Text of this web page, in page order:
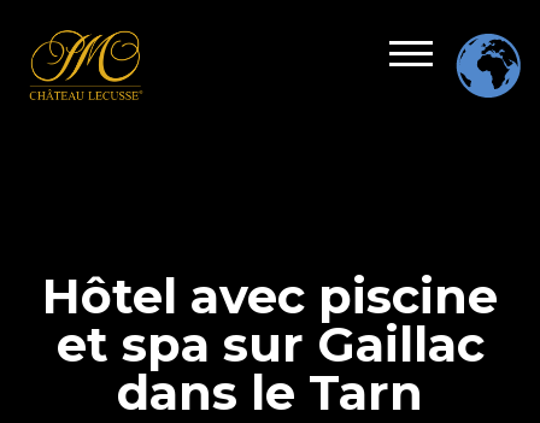
Hôtel avec piscine
et spa sur Gaillac
dans le Tarn